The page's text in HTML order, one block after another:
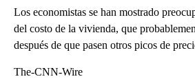
Los economistas se han mostrado
del costo de la vivienda, que
después de que pasen otros picos de
The-CNN-Wire